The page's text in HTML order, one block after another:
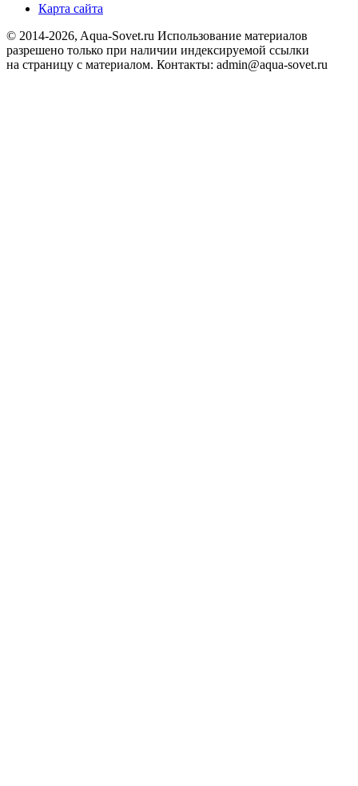
Карта сайта
© 2014-2026, Aqua-Sovet.ru Использование материалов
разрешено только при наличии индексируемой ссылки
на страницу с материалом. Контакты: admin@aqua-sovet.ru